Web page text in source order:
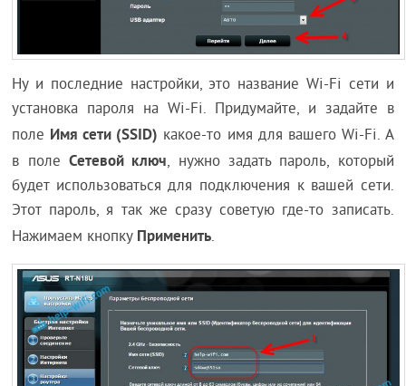
Ну и последние настройки, это название Wi-Fi сети и
установка пароля на Wi-Fi. Придумайте, и задайте в
поле Имя сети (SSID) какое-то имя для вашего Wi-Fi. А
в полеСетевой ключ, нужно задать пароль, который
будет использоваться для подключения к вашей сети.
Этот пароль, я так же сразу советую где-то записать.
Нажимаем кнопку Применить.